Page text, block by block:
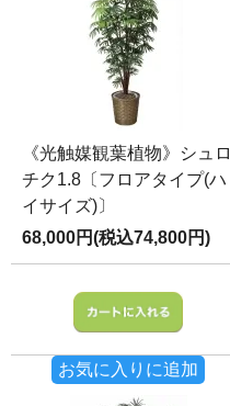
《光触媒観葉植物》シュロ
チク1.8〔フロアタイプ(ハ
イサイズ)〕
68,000円(税込74,800円)
お気に入りに追加